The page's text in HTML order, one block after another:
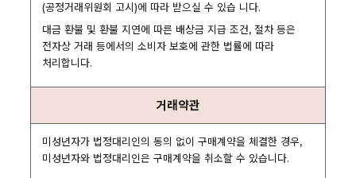
(공정거래위원회 고시)에 따라 받으실 수 있습 니다.
대금 환불 및 환불 지연에 따른 배상금 지급 조건, 절차 등은
전자상 거래 등에서의 소비자 보호에 관한 법률에 따라
처리합니다.
거래약관
미성년자가 법정대리인의 동의 없이 구매계약을 체결한 경우,
미성년자와 법정대리인은 구매계약을 취소할 수 있습니다.